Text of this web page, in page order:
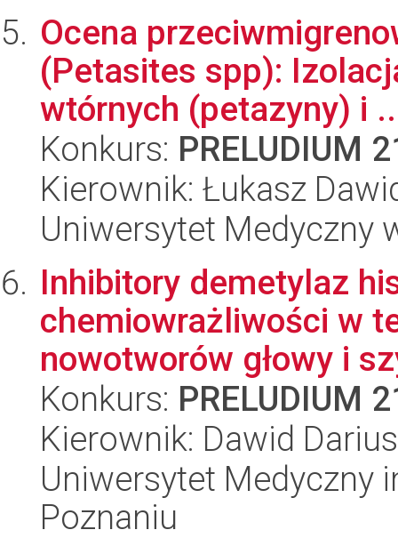
Ocena
(Petasites spp):
wtórnych (petazyny) i
Konkurs: PRELUDIUM
Kierownik: Łukasz
Uniwersytet Medyczny
Inhibitory demetylaz
chemiowrażliwości w
nowotworów głowy i
Konkurs: PRELUDIUM
Kierownik: Dawid
Uniwersytet Medyczny
Poznaniu